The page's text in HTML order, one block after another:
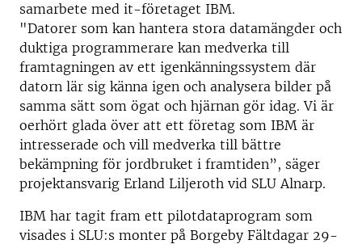
samarbete med it-företaget IBM.
"Datorer som kan hantera stora datamängder och
duktiga programmerare kan medverka till
framtagningen av ett igenkänningssystem där
datorn lär sig känna igen och analysera bilder på
samma sätt som ögat och hjärnan gör idag. Vi är
oerhört glada över att ett företag som IBM är
intresserade och vill medverka till bättre
bekämpning för jordbruket i framtiden”, säger
projektansvarig Erland Liljeroth vid SLU Alnarp.
IBM har tagit fram ett pilotdataprogram som
visades i SLU:s monter på Borgeby Fältdagar 29-